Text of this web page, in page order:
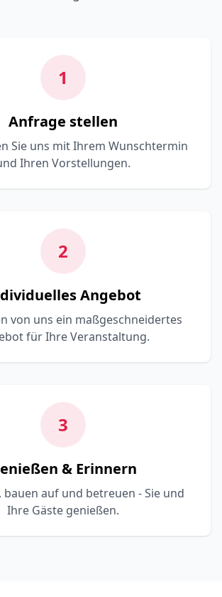
1
Anfrage stellen
Sie uns mit Ihrem Wunschtermin
Ihren Vorstellungen.
2
Angebot
von uns ein maßgeschneidertes
für Ihre Veranstaltung.
3
& Erinnern
auf und betreuen - Sie und
Ihre Gäste genießen.